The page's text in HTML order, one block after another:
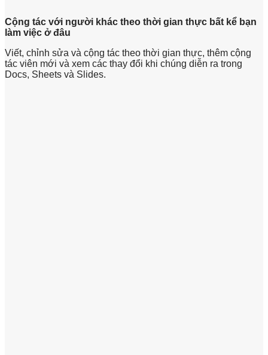
Cộng tác với người khác theo thời gian thực bất kể bạn
làm việc ở đâu
Viết, chỉnh sửa và cộng tác theo thời gian thực, thêm cộng
tác viên mới và xem các thay đổi khi chúng diễn ra trong
Docs, Sheets và Slides.